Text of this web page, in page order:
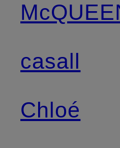
casall
Chloé